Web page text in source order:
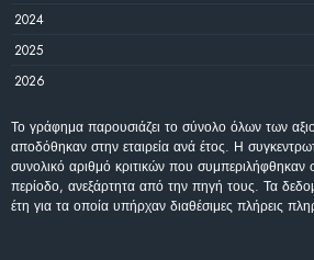
2024
2025
2026
Το γράφημα παρουσιάζει το σύνολο όλων των
αποδόθηκαν στην εταιρεία ανά έτος. Η
συνολικό αριθμό κριτικών που
περίοδο, ανεξάρτητα από την πηγή τους. Τα
έτη για τα οποία υπήρχαν διαθέσιμες πλήρεις